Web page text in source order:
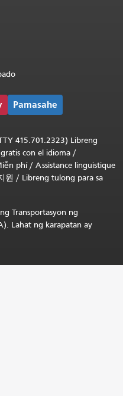
Pamasahe
415.701.2323) Libreng
con el idioma /
phí/ Assistance linguistique
원 / Libreng tulong para sa
Transportasyon ng
Lahat ng karapatan ay